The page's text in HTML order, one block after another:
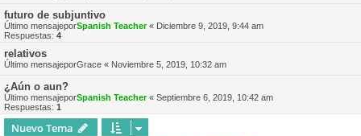
futuro de subjuntivo
Último mensajeporSpanish Teacher« Diciembre 9, 2019, 9:44 am
Respuestas: 4
relativos
Último mensajeporGrace « Noviembre 5, 2019, 10:32 am
¿Aún o aun?
Último mensajeporSpanish Teacher« Septiembre 6, 2019, 10:42 am
Respuestas: 1
Nuevo Tema